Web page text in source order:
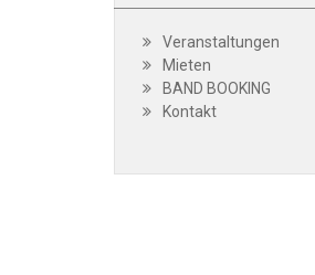
Veranstaltungen
Mieten
BAND BOOKING
Kontakt